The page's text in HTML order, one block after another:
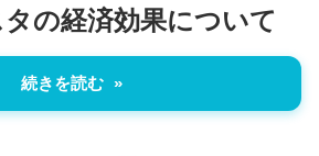
の経済効果について
続きを読む